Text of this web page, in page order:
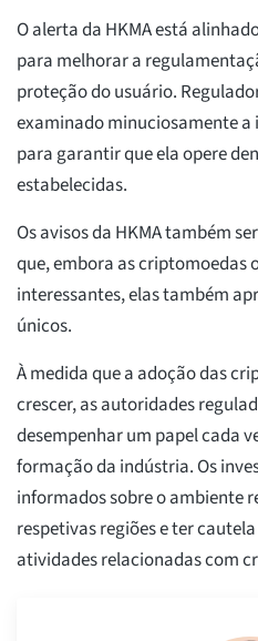
O alerta da HKMA está
para melhorar a
proteção do usuário.
examinado minuciosamente
para garantir que ela opere
estabelecidas.
Os avisos da HKMA também
que, embora as criptomoedas
interessantes, elas também
únicos.
À medida que a adoção das
crescer, as autoridades
desempenhar um papel cada
formação da indústria. Os
informados sobre o ambiente
respetivas regiões e ter
atividades relacionadas com